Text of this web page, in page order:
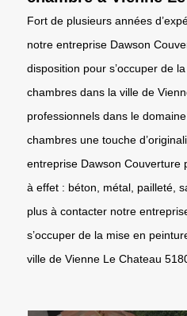
Fort de plusieurs années
notre entreprise Dawson
disposition pour s’occuper de
chambres dans la ville de
professionnels dans le
chambres une touche
entreprise Dawson Couverture
à effet : béton, métal, pailleté,
plus à contacter notre
s’occuper de la mise en
ville de Vienne Le Chateau